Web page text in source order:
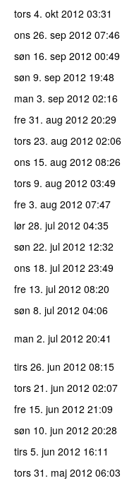
tors 4. okt 2012 03:31
ons 26. sep 2012 07:46
søn 16. sep 2012 00:49
søn 9. sep 2012 19:48
man 3. sep 2012 02:16
fre 31. aug 2012 20:29
tors 23. aug 2012 02:06
ons 15. aug 2012 08:26
tors 9. aug 2012 03:49
fre 3. aug 2012 07:47
lør 28. jul 2012 04:35
søn 22. jul 2012 12:32
ons 18. jul 2012 23:49
fre 13. jul 2012 08:20
søn 8. jul 2012 04:06
man 2. jul 2012 20:41
tirs 26. jun 2012 08:15
tors 21. jun 2012 02:07
fre 15. jun 2012 21:09
søn 10. jun 2012 20:28
tirs 5. jun 2012 16:11
tors 31. maj 2012 06:03